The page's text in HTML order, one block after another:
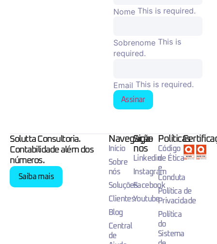
Nome This is required.
Sobrenome This is
required.
Email This is required.
Assinar
Solutta Consultoria.
Contabilidade além dos
números.
Saiba mais
Navegação
Início
Sobre
nós
Soluções
Clientes
Blog
Central
de
Siga-
nos
Linkedin
Instagram
Facebook
Youtube
Políticas
Código
de Ética
e
Conduta
Política de
Privacidade
Política
do
Sistema